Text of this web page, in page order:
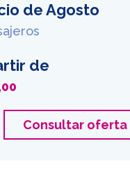
de Agosto
de
Consultar oferta